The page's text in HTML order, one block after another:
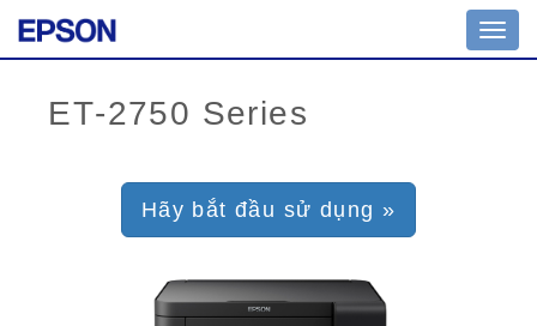
Hãy bắt đầu sử dụng »